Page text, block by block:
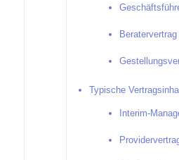
Beratervertrag
Typische
Interim-